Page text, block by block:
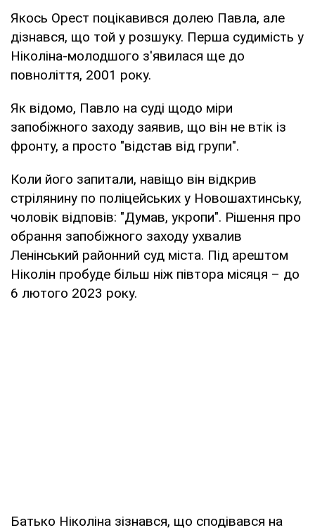
Якось Орест поцікавився долею Павла, але
дізнався, що той у розшуку. Перша судимість у
Ніколіна-молодшого з'явилася ще до
повноліття, 2001 року.
Як відомо, Павло на суді щодо міри
запобіжного заходу заявив, що він не втік із
фронту, а просто "відстав від групи".
Коли його запитали, навіщо він відкрив
стрілянину по поліцейських у Новошахтинську,
чоловік відповів: "Думав, укропи". Рішення про
обрання запобіжного заходу ухвалив
Ленінський районний суд міста. Під арештом
Ніколін пробуде більш ніж півтора місяця – до
6 лютого 2023 року.
Батько Ніколіна зізнався, що сподівався на